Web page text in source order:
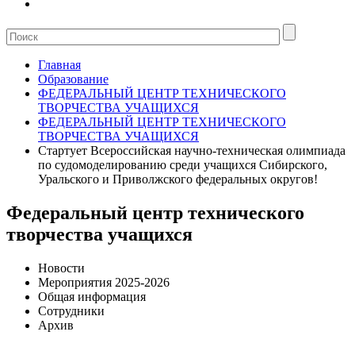
Главная
Образование
ФЕДЕРАЛЬНЫЙ ЦЕНТР ТЕХНИЧЕСКОГО
ТВОРЧЕСТВА УЧАЩИХСЯ
ФЕДЕРАЛЬНЫЙ ЦЕНТР ТЕХНИЧЕСКОГО
ТВОРЧЕСТВА УЧАЩИХСЯ
Стартует Всероссийская научно-техническая олимпиада
по судомоделированию среди учащихся Сибирского,
Уральского и Приволжского федеральных округов!
Федеральный центр технического
творчества учащихся
Новости
Мероприятия 2025-2026
Общая информация
Сотрудники
Архив